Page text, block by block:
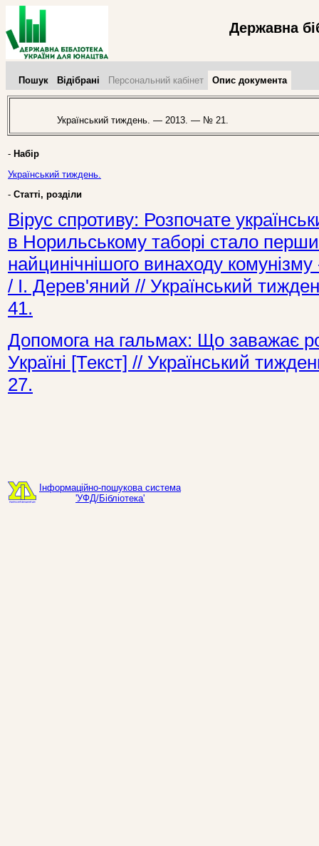
Державна
Пошук Відібрані Персональний кабінет Опис документа
Український тиждень. — 2013. — № 21.
- Набір
Український тиждень.
- Статті, розділи
Вірус спротиву: Розпочате
в Норильському таборі стало
найцинічнішого винаходу
/ І. Дерев'яний // Український
41.
Допомога на гальмах: Що заважає
Україні [Текст] // Український
27.
Інформаційно-пошукова система
'УФД/Бібліотека'